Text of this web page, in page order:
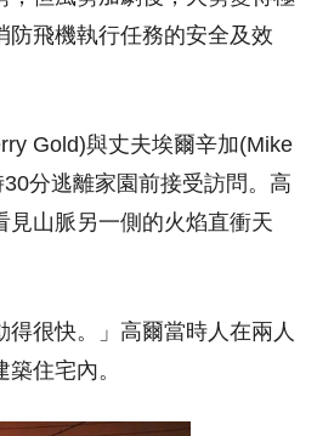
防飛機執行任務的安全及效
Gold)與丈夫埃爾辛加(Mike
分逃離家園前接受訪問。高
見山脈另一側的火焰直衝天
得很快。」高爾當時人在兩人
住宅內。